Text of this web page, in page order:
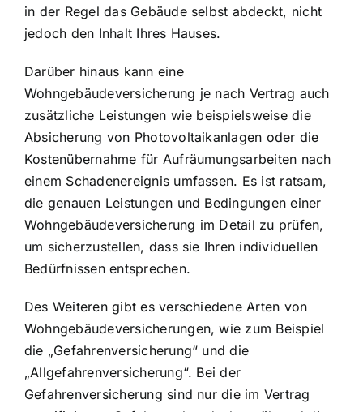
in der Regel das Gebäude selbst abdeckt, nicht
jedoch den Inhalt Ihres Hauses.
Darüber hinaus kann eine
Wohngebäudeversicherung je nach Vertrag auch
zusätzliche Leistungen wie beispielsweise die
Absicherung von Photovoltaikanlagen oder die
Kostenübernahme für Aufräumungsarbeiten nach
einem Schadenereignis umfassen. Es ist ratsam,
die genauen Leistungen und Bedingungen einer
Wohngebäudeversicherung im Detail zu prüfen,
um sicherzustellen, dass sie Ihren individuellen
Bedürfnissen entsprechen.
Des Weiteren gibt es verschiedene Arten von
Wohngebäudeversicherungen, wie zum Beispiel
die „Gefahrenversicherung“ und die
„Allgefahrenversicherung“. Bei der
Gefahrenversicherung sind nur die im Vertrag